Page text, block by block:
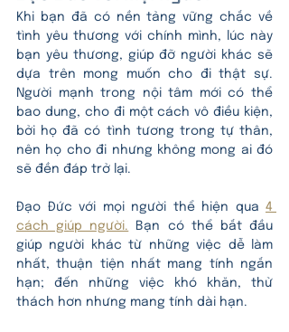
Khi bạn đã có nền tảng vững chắc về
tình yêu thương với chính mình, lúc này
bạn yêu thương, giúp đỡ người khác sẽ
dựa trên mong muốn cho đi thật sự.
Người mạnh trong nội tâm mới có thể
bao dung, cho đi một cách vô điều kiện,
bởi họ đã có tình tương trong tự thân,
nên họ cho đi nhưng không mong ai đó
sẽ đền đáp trở lại.
Đạo Đức với mọi người thể hiện qua 4
cách giúp người. Bạn có thể bắt đầu
giúp người khác từ những việc dễ làm
nhất, thuận tiện nhất mang tính ngắn
hạn; đến những việc khó khăn, thử
thách hơn nhưng mang tính dài hạn.